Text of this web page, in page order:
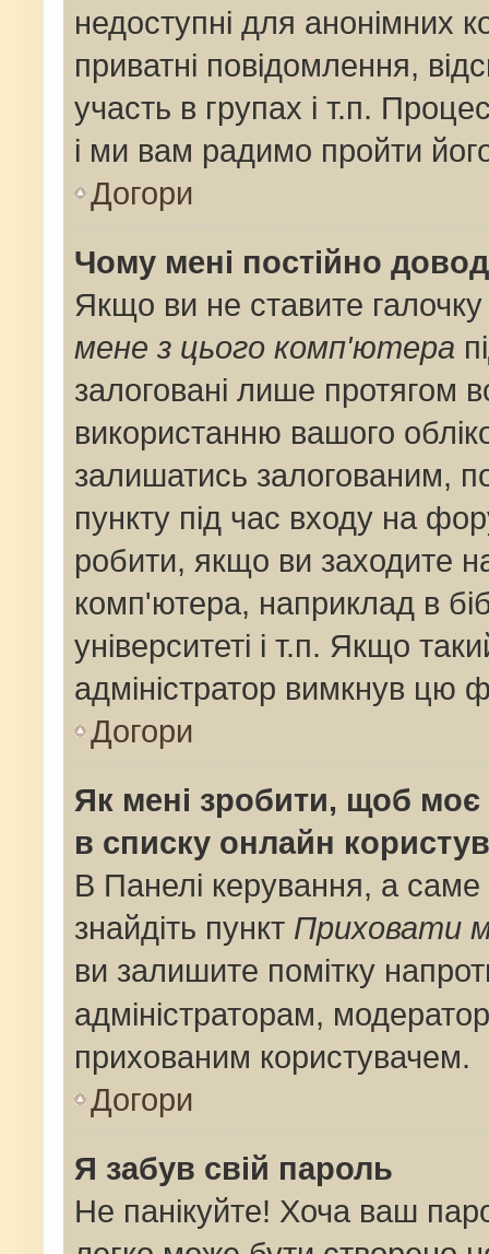
недоступні для анонімних
приватні повідомлення,
участь в групах і т.п.
і ми вам радимо пройти
Догори
Чому мені постійно
Якщо ви не ставите
мене з цього комп'ютера
залоговані лише протягом
використанню вашого
залишатись залогованим,
пункту під час входу на
робити, якщо ви заходите
комп'ютера, наприклад в
університеті і т.п. Якщо
адміністратор вимкнув цю
Догори
Як мені зробити, щоб моє
в списку онлайн
В Панелі керування, а
знайдіть пункт Приховати
ви залишите помітку
адміністраторам,
прихованим користувачем.
Догори
Я забув свій пароль
Не панікуйте! Хоча ваш